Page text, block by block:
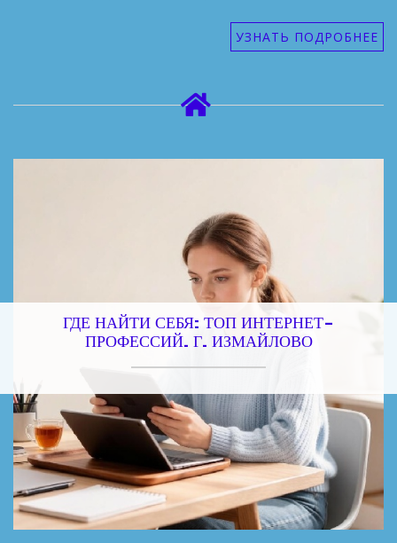
УЗНАТЬ ПОДРОБНЕЕ
ГДЕ НАЙТИ СЕБЯ: ТОП ИНТЕРНЕТ-
ПРОФЕССИЙ. Г. ИЗМАЙЛОВО